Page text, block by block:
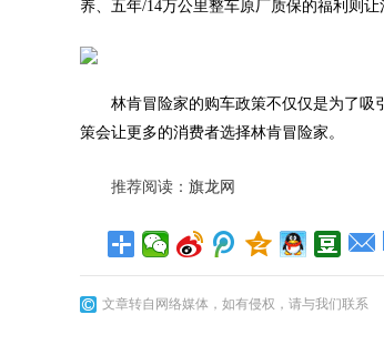
养、五年/14万公里整车原厂质保的福利则让
林肯冒险家的购车政策不仅仅是为了吸
策会让更多的消费者选择林肯冒险家。
推荐阅读： 旗龙网
文章转自网络媒体，如有侵权，请与我们联系